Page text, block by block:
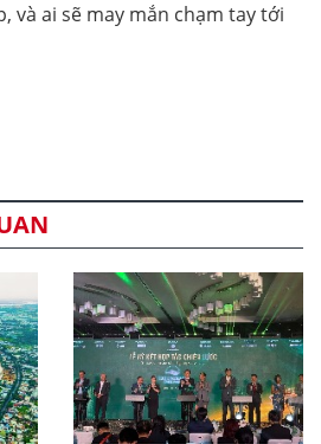
và ai sẽ may mắn chạm tay tới